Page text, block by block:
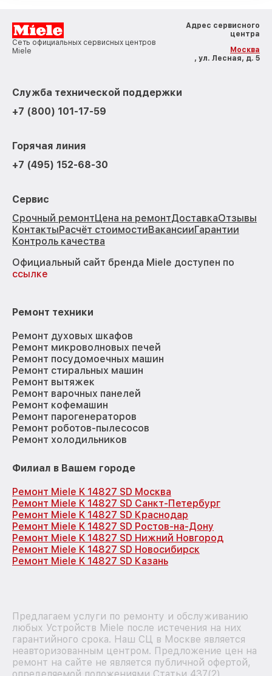
Сеть официальных сервисных центров
Miele
Адрес сервисного
центра
Москва
, ул. Лесная, д. 5
Служба технической поддержки
+7 (800) 101-17-59
Горячая линия
+7 (495) 152-68-30
Сервис
Срочный ремонтЦена на ремонтДоставкаОтзывы
КонтактыРасчёт стоимостиВакансииГарантии
Контроль качества
Официальный сайт бренда Miele доступен по
ссылке
Ремонт техники
Ремонт духовых шкафов
Ремонт микроволновых печей
Ремонт посудомоечных машин
Ремонт стиральных машин
Ремонт вытяжек
Ремонт варочных панелей
Ремонт кофемашин
Ремонт парогенераторов
Ремонт роботов-пылесосов
Ремонт холодильников
Филиал в Вашем городе
Ремонт Miele K 14827 SD Москва
Ремонт Miele K 14827 SD Санкт-Петербург
Ремонт Miele K 14827 SD Краснодар
Ремонт Miele K 14827 SD Ростов-на-Дону
Ремонт Miele K 14827 SD Нижний Новгород
Ремонт Miele K 14827 SD Новосибирск
Ремонт Miele K 14827 SD Казань
Предлагаем услуги по ремонту и обслуживанию
любых Устройств Miele после истечения на них
гарантийного срока. Наш СЦ в Москве является
неавторизованным центром. Предложение цен на
ремонт на сайте не является публичной офертой,